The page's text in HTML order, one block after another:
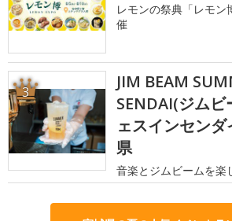
レモンの祭典「レモン
催
3
JIM BEAM
SENDAI(ジム
ェスインセン
県
音楽とジムビームを楽